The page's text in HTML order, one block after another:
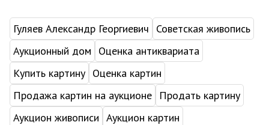
Гуляев Александр Георгиевич
Советская живопись
Аукционный дом
Оценка антиквариата
Купить картину Оценка картин
Продажа картин на аукционе
Продать картину
Аукцион живописи Аукцион картин